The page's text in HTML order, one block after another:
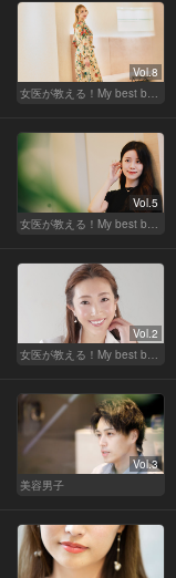
Vol.8
女医が教える！My best beauty
Vol.5
女医が教える！My best beauty
Vol.2
女医が教える！My best beauty
Vol.3
美容男子